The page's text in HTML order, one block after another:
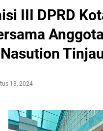
III DPRD
13, 2024